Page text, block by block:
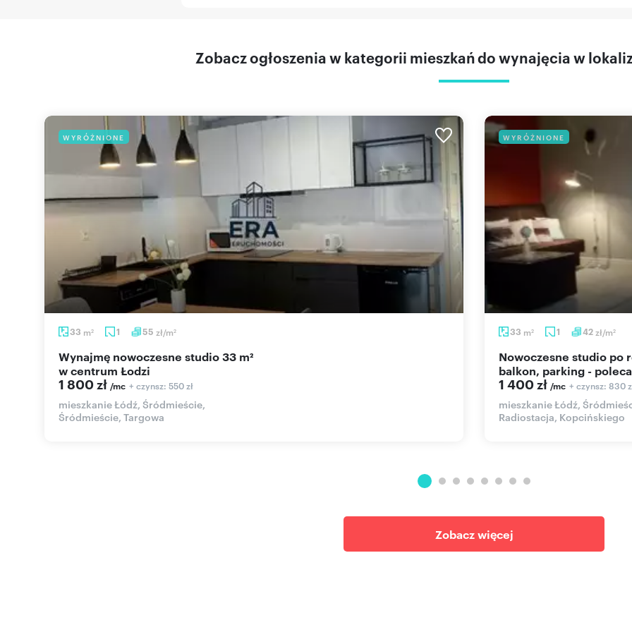
Zobacz ogłoszenia w kategorii mieszkań do wynajęcia w
WYRÓŻNIONE
33 m2 1 55 zł/m2
Wynajmę nowoczesne studio 33 m²
w centrum Łodzi
1 800 zł /mc + czynsz: 550 zł
mieszkanie Łódź, Śródmieście,
Śródmieście, Targowa
WYRÓŻNIONE
33 m2 1 42zł/m2
Nowoczesne studio po remoncie,
balkon, parking -
1 400 zł /mc + czynsz: 830
mieszkanie Łódź,
Radiostacja, Kopcińskiego
Zobacz więcej